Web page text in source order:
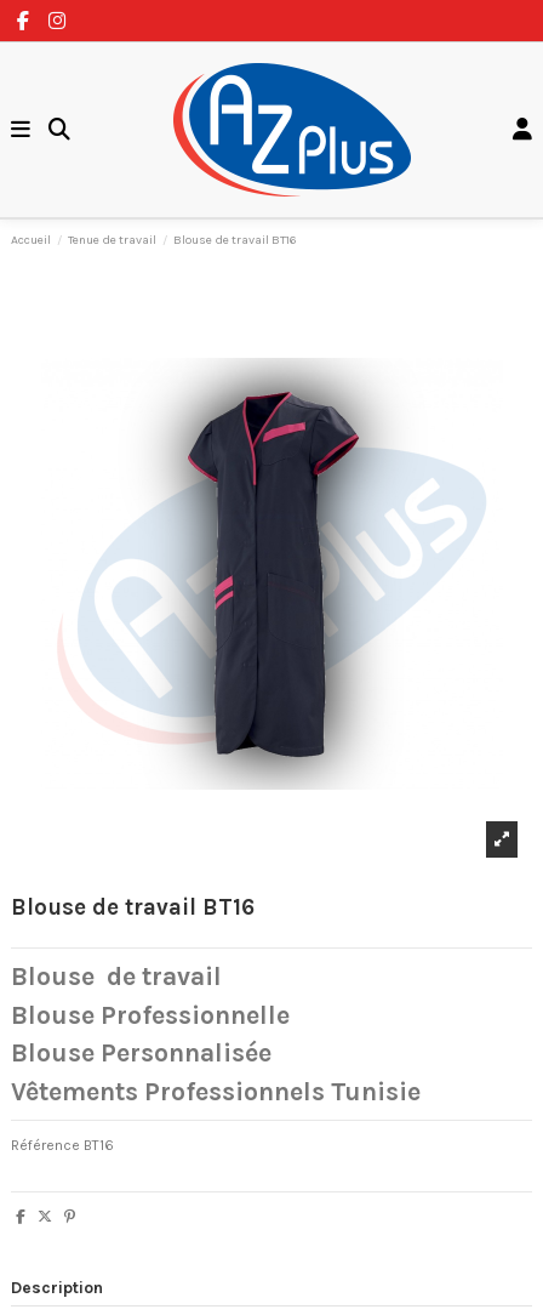
Accueil Tenue de travail Blouse de travail BT16
Blouse de travail BT16
Blouse de travail
Blouse Professionnelle
Blouse Personnalisée
Vêtements Professionnels Tunisie
Référence BT16
Description